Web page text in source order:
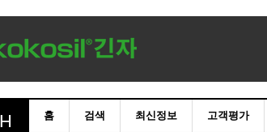
홈 검색 최신정보 고객평가